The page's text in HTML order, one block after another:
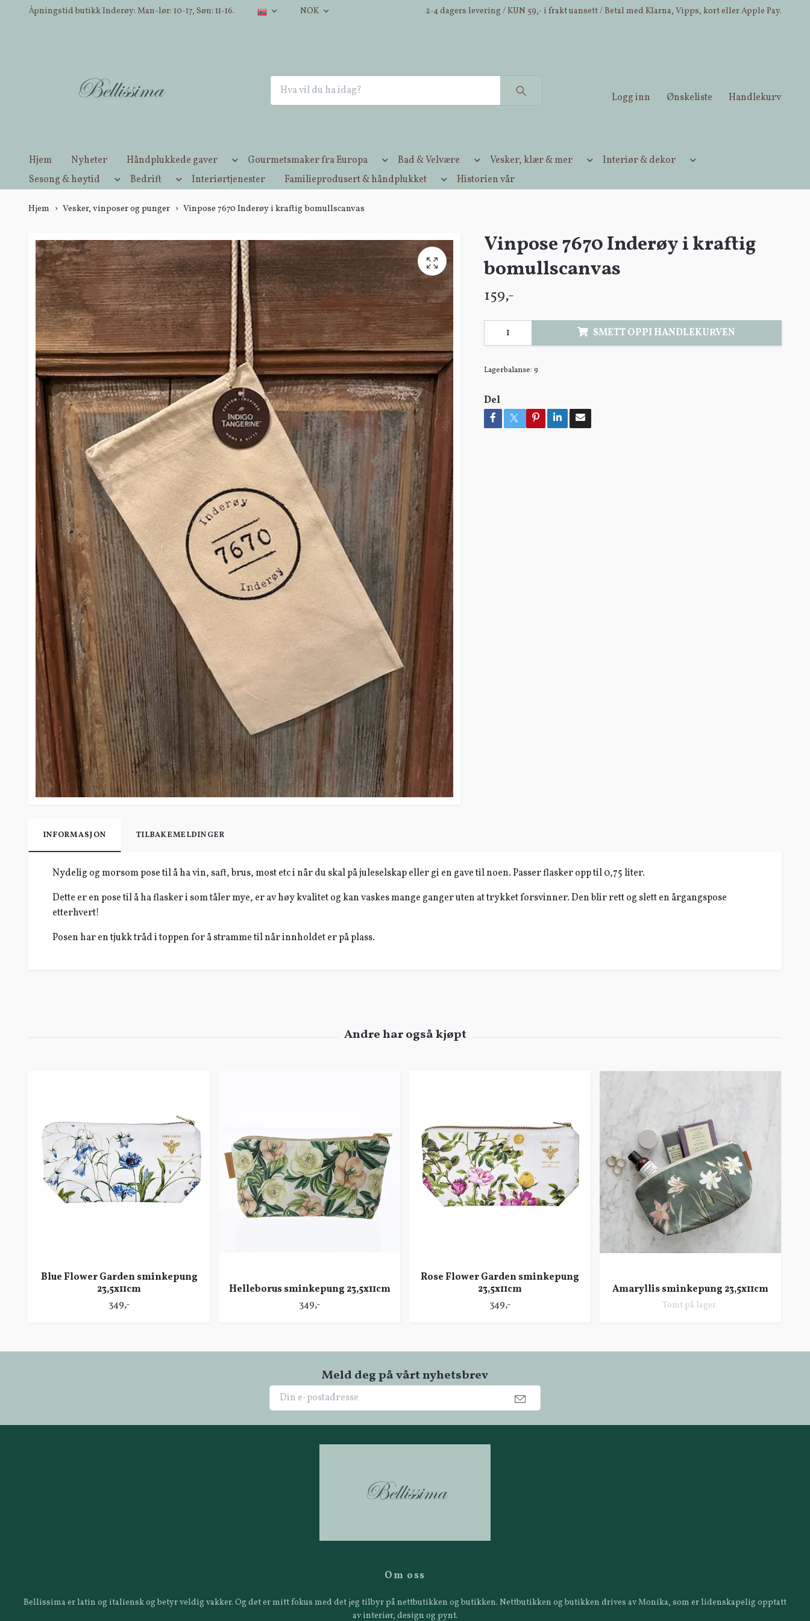
Åpningstid butikk Inderøy: Man-lør: 10-17, Søn: 11-16. NOK 2-4 dagers levering / KUN 59,- i frakt uansett / Betal med Klarna, Vipps, kort eller Apple Pay.
Logg inn Ønskeliste Handlekurv
Hjem Nyheter Håndplukkede gaver Gourmetsmaker fra Europa Bad & Velvære Vesker, klær & mer
Interiør & dekor
Sesong & høytid
Bedrift Interiørtjenester Familieprodusert & håndplukket Historien vår
Hjem Vesker, vinposer og punger Vinpose 7670 Inderøy i kraftig bomullscanvas
Vinpose 7670 Inderøy i kraftig
bomullscanvas
159,-
SMETT OPPI HANDLEKURVEN
Lagerbalanse: 9
Del
INFORMASJON TILBAKEMELDINGER
Nydelig og morsom pose til å ha vin, saft, brus, most etc i når du skal på juleselskap eller gi en gave til noen. Passer flasker opp til 0,75 liter.
Dette er en pose til å ha flasker i som tåler mye, er av høy kvalitet og kan vaskes mange ganger uten at trykket forsvinner. Den blir rett og slett en årgangspose
etterhvert!
Posen har en tjukk tråd i toppen for å stramme til når innholdet er på plass.
Blue Flower Garden sminkepung
23,5x11cm
349,-
Helleborus sminkepung 23,5x11cm
349,-
Rose Flower Garden sminkepung
23,5x11cm
349,-
Amaryllis sminkepung 23,5x11cm
Tomt på lager
Meld deg på vårt nyhetsbrev
Om oss
Bellissima er latin og italiensk og betyr veldig vakker. Og det er mitt fokus med det jeg tilbyr på nettbutikken og butikken. Nettbutikken og butikken drives av Monika, som er lidenskapelig opptatt
av interiør, design og pynt.